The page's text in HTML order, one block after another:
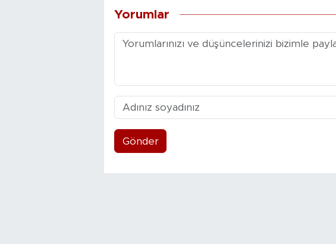
Yorumlar
Gönder